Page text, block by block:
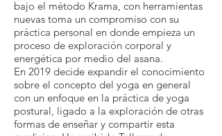
bajo el método Krama, con herramientas
nuevas toma un compromiso con su
práctica personal en donde empieza un
proceso de exploración corporal y
energética por medio del asana.
En 2019 decide expandir el conocimiento
sobre el concepto del yoga en general
con un enfoque en la práctica de yoga
postural, ligado a la exploración de otras
formas de enseñar y compartir esta